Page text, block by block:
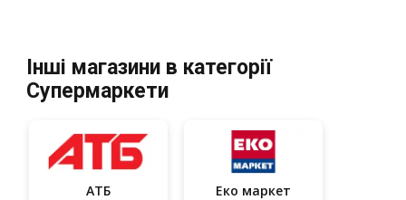
Інші магазини в категорії
Супермаркети
АТБ Еко маркет